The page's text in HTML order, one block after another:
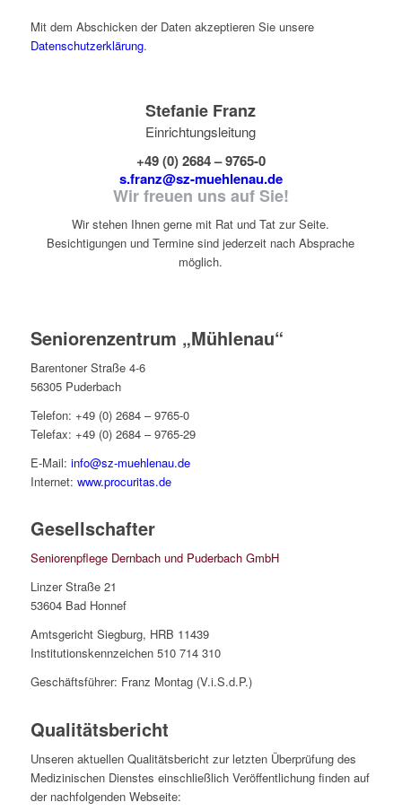
Mit dem Abschicken der Daten akzeptieren Sie unsere
Datenschutzerklärung.
Stefanie Franz
Einrichtungsleitung
+49 (0) 2684 – 9765-0
s.franz@sz-muehlenau.de
Wir freuen uns auf Sie!
Wir stehen Ihnen gerne mit Rat und Tat zur Seite.
Besichtigungen und Termine sind jederzeit nach Absprache
möglich.
Seniorenzentrum „Mühlenau“
Barentoner Straße 4-6
56305 Puderbach
Telefon: +49 (0) 2684 – 9765-0
Telefax: +49 (0) 2684 – 9765-29
E-Mail: info@sz-muehlenau.de
Internet: www.procuritas.de
Gesellschafter
Seniorenpflege Dernbach und Puderbach GmbH
Linzer Straße 21
53604 Bad Honnef
Amtsgericht Siegburg, HRB 11439
Institutionskennzeichen 510 714 310
Geschäftsführer: Franz Montag (V.i.S.d.P.)
Qualitätsbericht
Unseren aktuellen Qualitätsbericht zur letzten Überprüfung des
Medizinischen Dienstes einschließlich Veröffentlichung finden auf
der nachfolgenden Webseite: